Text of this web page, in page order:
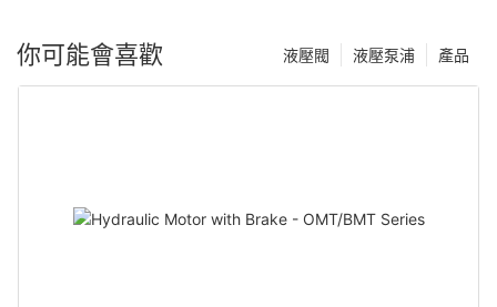
你可能會喜歡 產品
液壓泵浦
液壓閥